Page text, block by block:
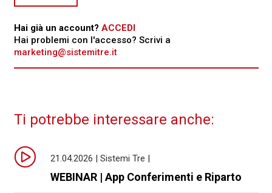
Hai già un account? ACCEDI
Hai problemi con l'accesso? Scrivi a
marketing@sistemitre.it
Ti potrebbe interessare anche:
21.04.2026 | Sistemi Tre |
WEBINAR | App Conferimenti e Riparto